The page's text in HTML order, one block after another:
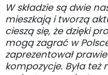
W składzie są dwie
mieszkają i tworzą
cieszą się, że dzięki
mogą zagrać w
zaprezentował
kompozycje. Była